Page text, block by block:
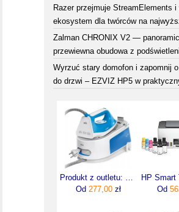
Razer przejmuje StreamElements i
ekosystem dla twórców na
Zalman CHRONIX V2 —
przewiewna obudowa z
Wyrzuć stary domofon i zapomnij
do drzwi – EZVIZ HP5 w
Od 277,00zł
Od